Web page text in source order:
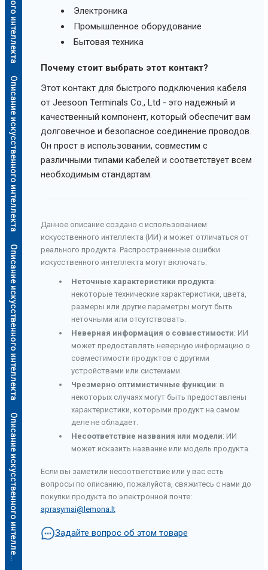
Описание искусственного интеллекта
Описание искусственного интеллекта
О
п
и
с
а
н
и
е
и
с
к
у
с
с
т
в
е
н
н
о
г
о
и
н
т
е
л
л
е
к
т
а
Электроника
Промышленное оборудование
Бытовая техника
Почему стоит выбрать этот контакт?
Этот контакт для быстрого подключения кабеля
от Jeesoon Terminals Co., Ltd - это надежный и
качественный компонент, который обеспечит вам
долговечное и безопасное соединение проводов.
Он прост в использовании, совместим с
различными типами кабелей и соответствует всем
необходимым стандартам.
Данное описание создано с использованием
искусственного интеллекта (ИИ) и может отличаться от
реального продукта. Распространенные ошибки
искусственного интеллекта могут включать:
Неточные характеристики продукта:
некоторые технические характеристики, цвета,
размеры или другие параметры могут быть
неточными или отсутствовать.
Неверная информация о совместимости: ИИ
может предоставлять неверную информацию о
совместимости продуктов с другими
устройствами или системами.
Чрезмерно оптимистичные функции: в
некоторых случаях могут быть предоставлены
характеристики, которыми продукт на самом
деле не обладает.
Несоответствие названия или модели: ИИ
может исказить название или модель продукта.
Если вы заметили несоответствие или у вас есть
вопросы по описанию, пожалуйста, свяжитесь с нами до
покупки продукта по электронной почте:
aprasymai@lemona.lt
Задайте вопрос об этом товаре